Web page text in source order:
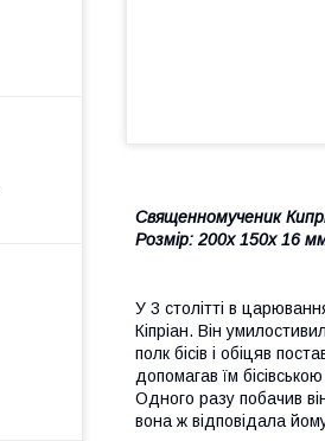
Священномученик
Розмір: 200х 150х 16
У 3 столітті в
Кіпріан. Він
полк бісів і обіцяв
допомагав їм
Одного разу побачив
вона ж відповідала